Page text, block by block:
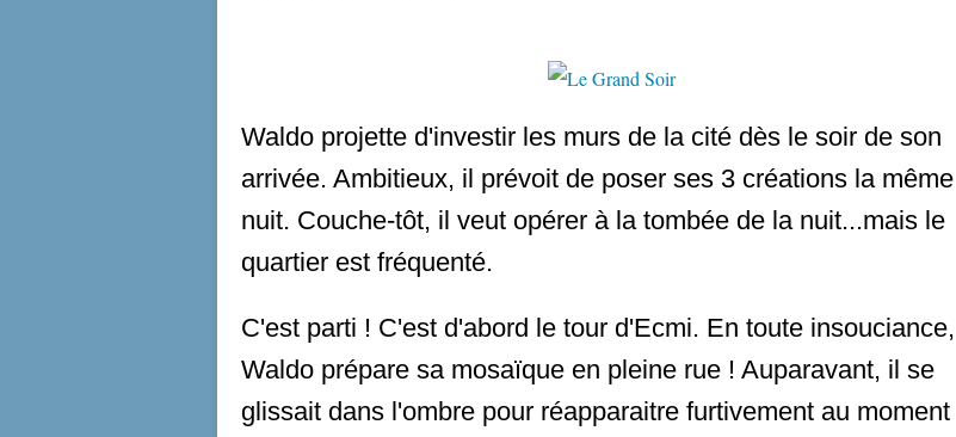
Waldo projette d'investir les murs de la cité dès le soir de son
arrivée. Ambitieux, il prévoit de poser ses 3 créations la même
nuit. Couche-tôt, il veut opérer à la tombée de la nuit...mais le
quartier est fréquenté.
C'est parti ! C'est d'abord le tour d'Ecmi. En toute insouciance,
Waldo prépare sa mosaïque en pleine rue ! Auparavant, il se
glissait dans l'ombre pour réapparaitre furtivement au moment